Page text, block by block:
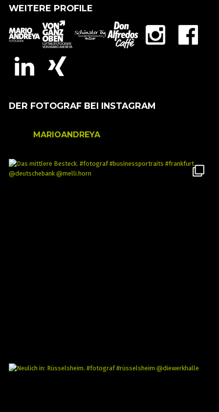
WEITERE PROFILE
DER FOTOGRAF BEI INSTAGRAM
MARIOANDREYA